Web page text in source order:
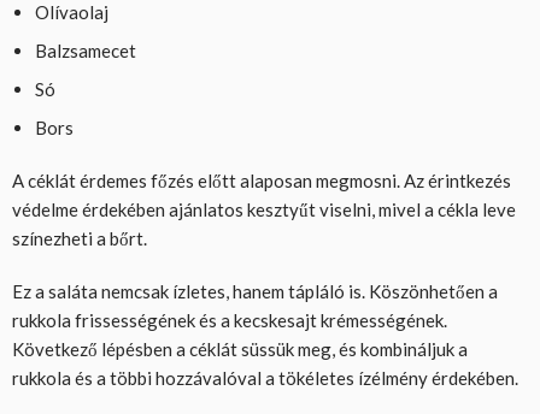
Olívaolaj
Balzsamecet
Só
Bors
A céklát érdemes főzés előtt alaposan megmosni. Az érintkezés
védelme érdekében ajánlatos kesztyűt viselni, mivel a cékla leve
színezheti a bőrt.
Ez a saláta nemcsak ízletes, hanem tápláló is. Köszönhetően a
rukkola frissességének és a kecskesajt krémességének.
Következő lépésben a céklát süssük meg, és kombináljuk a
rukkola és a többi hozzávalóval a tökéletes ízélmény érdekében.